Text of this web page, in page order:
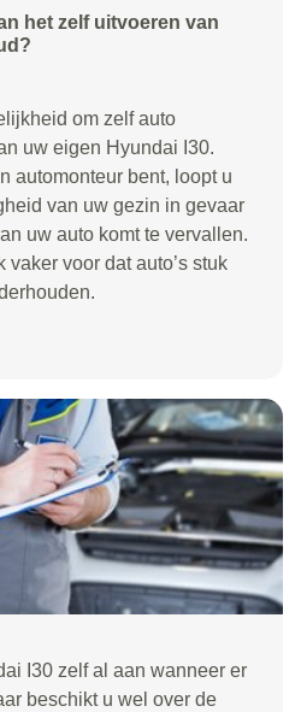
het zelf uitvoeren van
om zelf auto
uw eigen Hyundai I30.
automonteur bent, loopt u
van uw gezin in gevaar
uw auto komt te vervallen.
vaker voor dat auto’s stuk
I30 zelf al aan wanneer er
beschikt u wel over de